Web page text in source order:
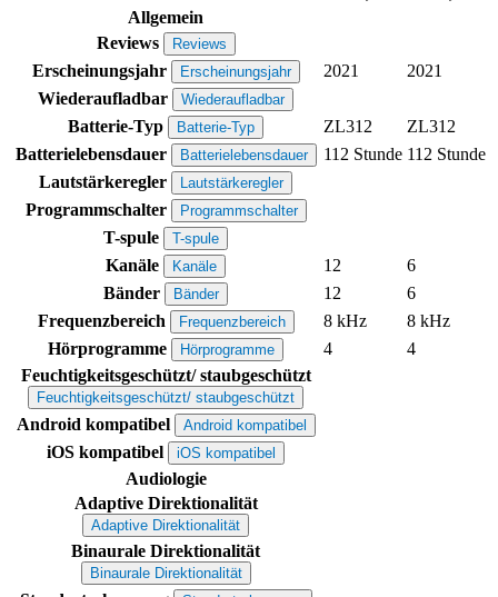
Allgemein
Reviews
Reviews
Erscheinungsjahr Erscheinungsjahr 2021
2021
Wiederaufladbar
Wiederaufladbar
Batterie-Typ Batterie-Typ ZL312
ZL312
Batterielebensdauer
Batterielebensdauer 112 Stunde 112 Stunde
Lautstärkeregler
Lautstärkeregler
Programmschalter Programmschalter
T-spule T-spule
Kanäle Kanäle 12
6
Bänder
Bänder 12
6
Frequenzbereich
Frequenzbereich 8 kHz
8 kHz
Hörprogramme
Hörprogramme 4
4
Feuchtigkeitsgeschützt/ staubgeschützt
Feuchtigkeitsgeschützt/ staubgeschützt
Android kompatibel Android kompatibel
iOS kompatibel iOS kompatibel
Audiologie
Adaptive Direktionalität
Adaptive Direktionalität
Binaurale Direktionalität
Binaurale Direktionalität